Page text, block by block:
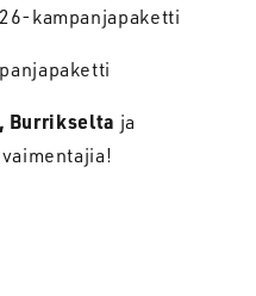
kampanjapaketti
Burrikselta ja